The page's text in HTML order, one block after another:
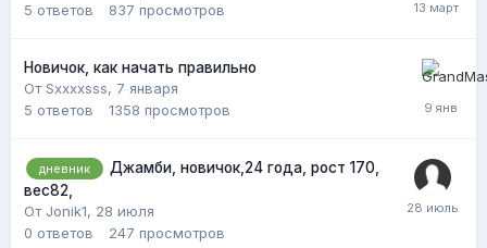
5 ответов 837 просмотров
Новичок, как начать правильно
От Sxxxxsss, 7 января
5 ответов 1358 просмотров
дневник
Джамби, новичок,24 года, рост 170,
вес82,
От Jonik1, 28 июля
0 ответов 247 просмотров